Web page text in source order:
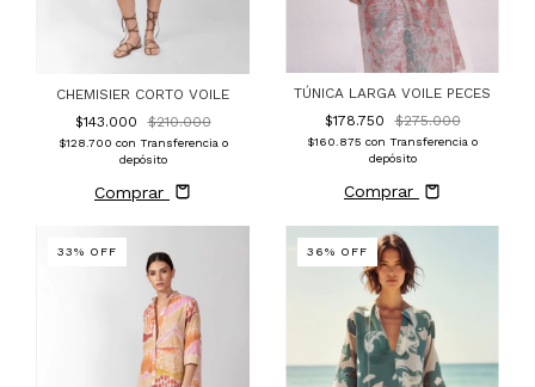
CHEMISIER CORTO VOILE
$143.000
$210.000
$128.700 con Transferencia o
depósito
Comprar
TÚNICA LARGA VOILE PECES
$178.750
$275.000
$160.875 con Transferencia o
depósito
Comprar
33% OFF 36% OFF